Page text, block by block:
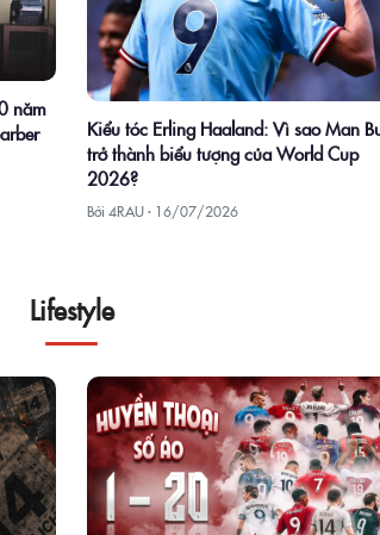
năm
Kiểu tóc Erling Haaland: Vì sao Man
trở thành biểu tượng của World Cup
2026?
Bởi 4RAU · 16/07/2026
Lifestyle